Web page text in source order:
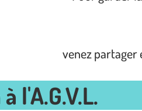
venez partager
l'A.G.V.L.